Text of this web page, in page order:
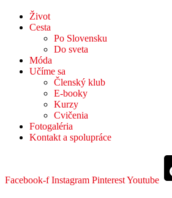
Život
Cesta
Po Slovensku
Do sveta
Móda
Učíme sa
Členský klub
E-booky
Kurzy
Cvičenia
Fotogaléria
Kontakt a spolupráce
Facebook-f Instagram PinterestYoutube